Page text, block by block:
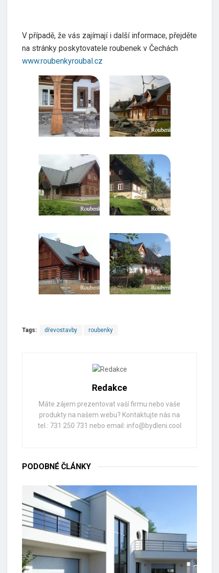
V případě, že vás zajímají i další informace, přejděte
na stránky poskytovatele roubenek v Čechách
www.roubenkyroubal.cz
Tags: dřevostavby roubenky
Redakce
Máte zájem prezentovat vaší firmu nebo vaše
produkty na našem webu? Kontaktujte nás na
tel.: 731 250 731 nebo email: info@bydleni.cool
PODOBNÉ ČLÁNKY